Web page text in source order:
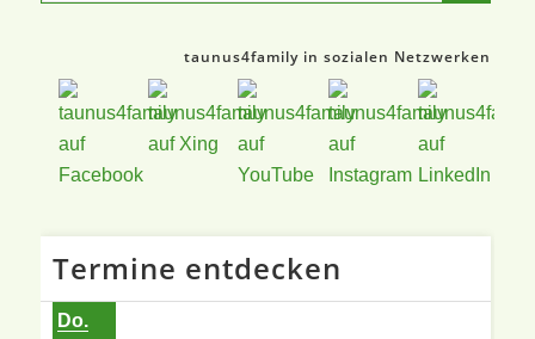
taunus4family in sozialen Netzwerken
Termine entdecken
Do.